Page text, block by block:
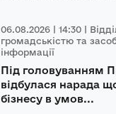
06.08.2026 | 14:30 |
громадськістю та
інформації
Під головуванням
відбулася нарада
бізнесу в умов...